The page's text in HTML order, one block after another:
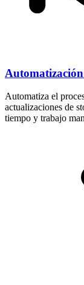
Automatiza el
actualizaciones de
tiempo y trabajo